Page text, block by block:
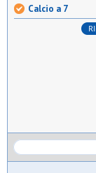
Calcio a 7